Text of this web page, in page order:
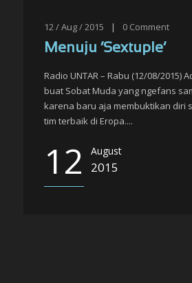
12 / Aug / 2015 | 0 Comment
Menuju ‘Sextuple’
Radio UNTAR – Rabu (12/08/2015)
buat Sobat Muda yang ngefans
karena baru aja membuktikan diri
tim terbaik di Eropa....
12 August
2015